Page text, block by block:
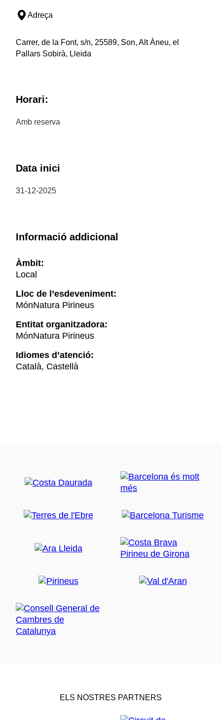
Adreça
Carrer, de la Font, s/n, 25589, Son, Alt Àneu, el
Pallars Sobirà, Lleida
Horari:
Amb reserva
Data inici
31-12-2025
Informació addicional
Àmbit:
Local
Lloc de l’esdeveniment:
MónNatura Pirineus
Entitat organitzadora:
MónNatura Pirineus
Idiomes d’atenció:
Català, Castellà
ELS NOSTRES PARTNERS